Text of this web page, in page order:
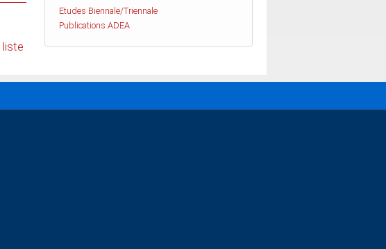
liste
Etudes Biennale/Triennale
Publications ADEA